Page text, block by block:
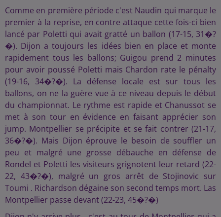
Comme en première période c'est Naudin qui marque le
premier à la reprise, en contre attaque cette fois-ci bien
lancé par Poletti qui avait gratté un ballon (17-15, 31�?
�). Dijon a toujours les idées bien en place et monte
rapidement tous les ballons; Guigou prend 2 minutes
pour avoir poussé Poletti mais Chardon rate le pénalty
(19-16, 34�?�). La défense locale est sur tous les
ballons, on ne la guère vue à ce niveau depuis le début
du championnat. Le rythme est rapide et Chanussot se
met à son tour en évidence en faisant apprécier son
jump. Montpellier se précipite et se fait contrer (21-17,
36�?�). Mais Dijon éprouve le besoin de souffler un
peu et malgré une grosse débauche en défense de
Rondel et Poletti les visiteurs grignotent leur retard (22-
22, 43�?�), malgré un gros arrêt de Stojinovic sur
Toumi . Richardson dégaine son second temps mort. Las
Montpellier passe devant (22-23, 45�?�)